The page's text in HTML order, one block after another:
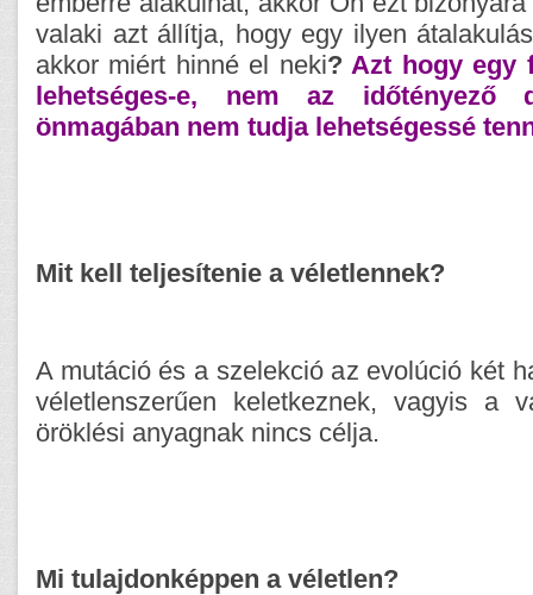
valaki azt állítja, hogy egy ilyen
akkor miért hinné el neki? Azt hogy egy
lehetséges-e, nem az
önmagában nem tudja lehetségessé
Mit kell teljesítenie a véletlennek?
A mutáció és a szelekció az evolúció két
véletlenszerűen keletkeznek, vagyis a
öröklési anyagnak nincs célja.
Mi tulajdonképpen a véletlen?